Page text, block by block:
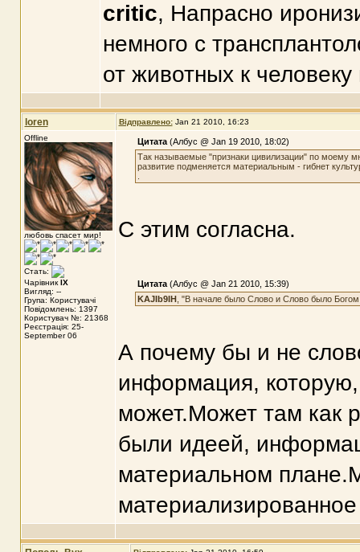
critic, Напрасно
немного с
от животных к человеку
loren Відправлено: Jan 21 2010, 16:23
Offline
любовь спасет мир!
Стать:
Чарівник IX
Вигляд: --
Група: Користувачі
Повідомлень: 1397
Користувач №: 21368
Реєстрація: 25-
September 06
Цитата (Албус @ Jan 19 2010, 18:02)
Так называемые "признаки цивилизации" по моему
развитие подменяется материальным - гибнет
С этим согласна.
Цитата (Албус @ Jan 21 2010, 15:39)
KAJIb9IH , "В начале было Слово и Слово было
А почему бы и не
информация, которую,
может.Может там как
были идеей,
материальном